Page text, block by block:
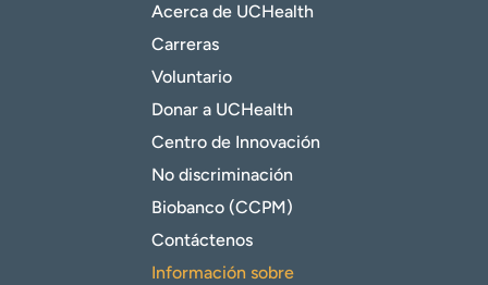
Acerca de UCHealth
Carreras
Voluntario
Donar a UCHealth
Centro de Innovación
No discriminación
Biobanco (CCPM)
Contáctenos
Información sobre